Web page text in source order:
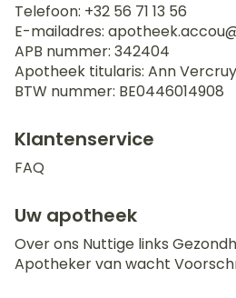
Telefoon: +32 56 71 13 56
E-mailadres:
APB nummer: 342404
Apotheek titularis: Ann
BTW nummer: BE0446014908
Klantenservice
FAQ
Uw apotheek
Over ons Nuttige links
Apotheker van wacht